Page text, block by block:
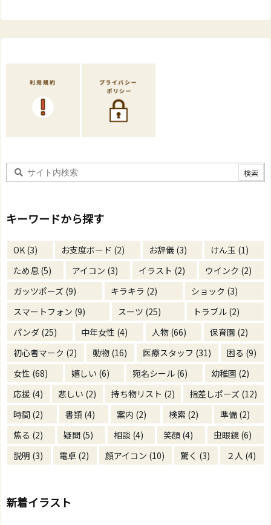
キーワードから探す
OK (3) お支度ボード (2) お辞儀(3) けん玉 (1)
ため息 (5) アイコン (3) イラスト (2) ウインク (2)
ガッツポーズ (9) キラキラ (2) ショック (3)
スマートフォン (9) スーツ (25) トラブル (2)
パンダ (25) 中年女性 (4) 人物(66) 保育園 (2)
初心者マーク (2) 動物 (16) 医療スタッフ (31) 困る (9)
女性 (68) 嬉しい (6) 宛名シール (6) 幼稚園 (2)
応援 (4) 悲しい (2) 持ち物リスト (2) 指差しポーズ (12)
時間 (2) 書類 (4) 案内 (2) 検索 (2) 準備 (2)
焦る (2) 疑問(5) 相談 (4) 笑顔 (4) 虫眼鏡 (6)
説明 (3) 電卓 (2) 顔アイコン (10) 驚く (3) ２人 (4)
新着イラスト